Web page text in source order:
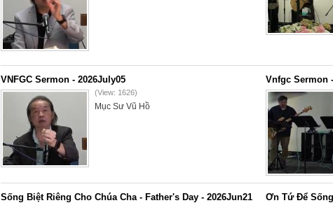
VNFGC Sermon - 2026July05
(View: 1626)
Mục Sư Vũ Hồ
Vnfgc Sermon
Sống Biệt Riêng Cho Chúa Cha - Father's Day - 2026Jun21 Ơn Tứ Để